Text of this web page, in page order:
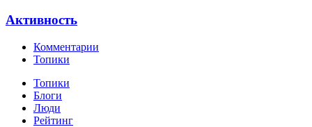
Активность
Комментарии
Топики
Топики
Блоги
Люди
Рейтинг